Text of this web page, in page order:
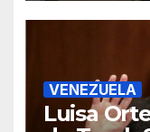
VENEZUELA
Luisa